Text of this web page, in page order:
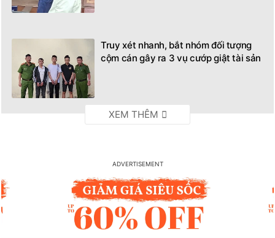
Truy xét nhanh, bắt nhóm đối tượng
cộm cán gây ra 3 vụ cướp giật tài sản